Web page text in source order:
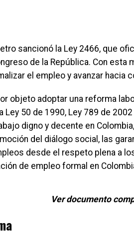
sancionó la Ley 2466, que
de la República. Con
el empleo y avanzar hacia
objeto adoptar una reforma
Ley 50 de 1990, Ley 789 de
digno y decente en
del diálogo social, las
desde el respeto plena a
de empleo formal en
Ver documento